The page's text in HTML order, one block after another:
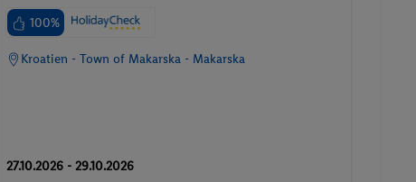
100%
Kroatien - Town of Makarska - Makarska
27.10.2026 - 29.10.2026